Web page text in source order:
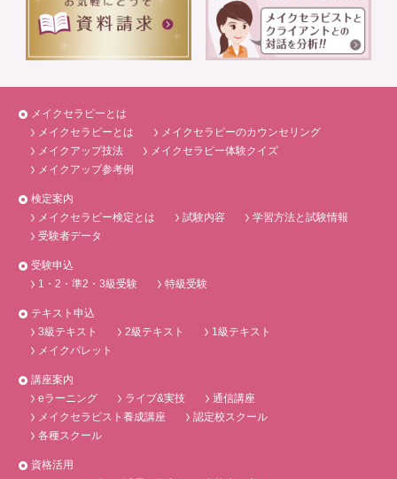
メイクセラピーとは
メイクセラピーとは
メイクセラピーのカウンセリング
メイクアップ技法
メイクセラピー体験クイズ
メイクアップ参考例
検定案内
メイクセラピー検定とは
試験内容
学習方法と試験情報
受験者データ
受験申込
1・2・準2・3級受験
特級受験
テキスト申込
3級テキスト
2級テキスト
1級テキスト
メイクパレット
講座案内
eラーニング
ライブ&実技
通信講座
メイクセラピスト養成講座
認定校スクール
各種スクール
資格活用